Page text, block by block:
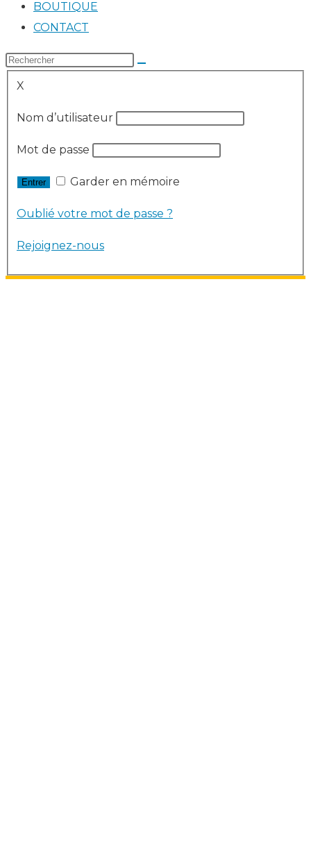
BOUTIQUE
CONTACT
X
Nom d’utilisateur
Mot de passe
Garder en mémoire
Oublié votre mot de passe ?
Rejoignez-nous